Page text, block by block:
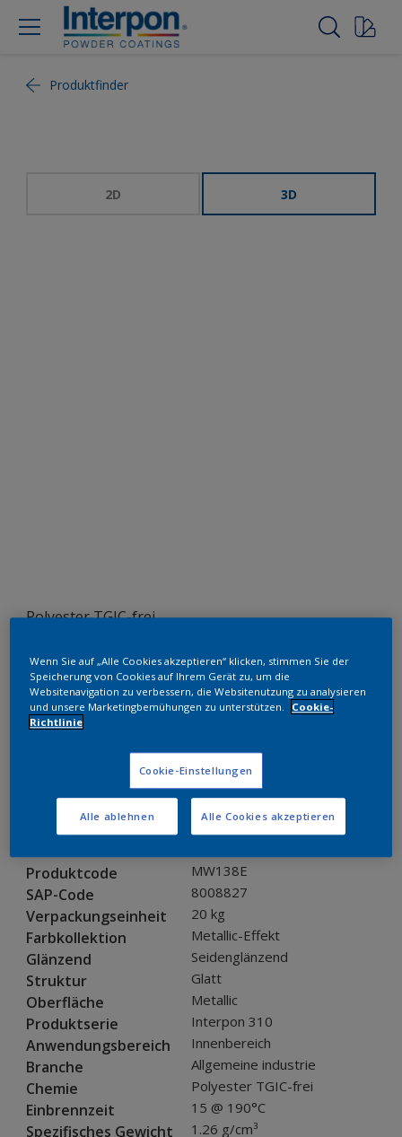
Produktfinder
2D 3D
Polyester TGIC-frei
MW138E
Bestellen Sie direkt im Webshop
Produktcode MW138E
SAP-Code 8008827
Verpackungseinheit 20 kg
Farbkollektion Metallic-Effekt
Glänzend Seidenglänzend
Struktur Glatt
Oberfläche Metallic
Produktserie Interpon 310
Anwendungsbereich Innenbereich
Branche Allgemeine industrie
Chemie Polyester TGIC-frei
Einbrennzeit 15 @ 190°C
Spezifisches Gewicht 1.26 g/cm³
Wenn Sie auf „Alle Cookies akzeptieren“ klicken, stimmen Sie der
Speicherung von Cookies auf Ihrem Gerät zu, um die
Websitenavigation zu verbessern, die Websitenutzung zu analysieren
und unsere Marketingbemühungen zu unterstützen.
Cookie-
Richtlinie
Cookie-Einstellungen
Alle ablehnen Alle Cookies akzeptieren